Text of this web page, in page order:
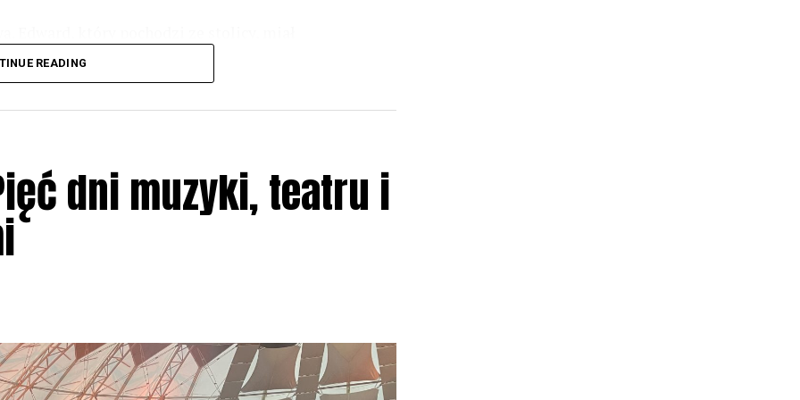
na miano letniej stolicy Polski.
READING
dni muzyki, teatru i